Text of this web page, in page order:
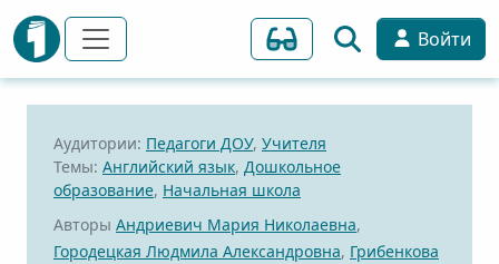
Войти
Аудитории: Педагоги ДОУ, Учителя
Темы: Английский язык, Дошкольное
образование, Начальная школа
Авторы Андриевич Мария Николаевна,
Городецкая Людмила Александровна, Грибенкова